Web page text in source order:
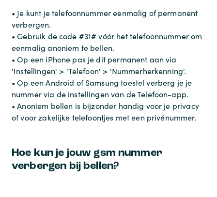
• Je kunt je telefoonnummer eenmalig of permanent
verbergen.
• Gebruik de code #31# vóór het telefoonnummer om
eenmalig anoniem te bellen.
• Op een iPhone pas je dit permanent aan via
'Instellingen' > 'Telefoon' > 'Nummerherkenning'.
• Op een Android of Samsung toestel verberg je je
nummer via de instellingen van de Telefoon-app.
• Anoniem bellen is bijzonder handig voor je privacy
of voor zakelijke telefoontjes met een privénummer.
Hoe kun je jouw gsm nummer
verbergen bij bellen?